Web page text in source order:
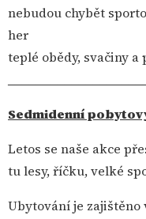
nebudou chybět
her
teplé obědy, svačiny a
Sedmidenní
Letos se naše akce
tu lesy, říčku, velké
Ubytování je zajištěno